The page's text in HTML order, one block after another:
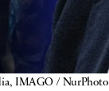
IMAGO / NurPhoto